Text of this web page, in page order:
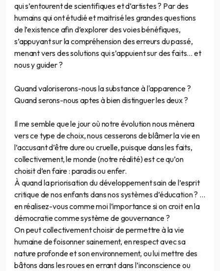
qui s’entourent de scientifiques et d’artistes ? Par des
humains qui ont étudié et maitrisé les grandes questions
de l’existence afin d’explorer des voies bénéfiques,
s’appuyant sur la compréhension des erreurs du passé,
menant vers des solutions qui s’appuient sur des faits… et
nous y guider ?
Quand valoriserons-nous la substance à l'apparence ?
Quand serons-nous aptes à bien distinguer les deux ?
Il me semble que le jour où notre évolution nous mènera
vers ce type de choix, nous cesserons de blâmer la vie en
l’accusant d’être dure ou cruelle, puisque dans les faits,
collectivement, le monde (notre réalité) est ce qu’on
choisit d’en faire : paradis ou enfer.
À quand la priorisation du développement sain de l’esprit
critique de nos enfants dans nos systèmes d’éducation ? …
en réalisez-vous comme moi l’importance si on croit en la
démocratie comme système de gouvernance ?
On peut collectivement choisir de permettre à la vie
humaine de foisonner sainement, en respect avec sa
nature profonde et son environnement, ou lui mettre des
bâtons dans les roues en errant dans l’inconscience ou